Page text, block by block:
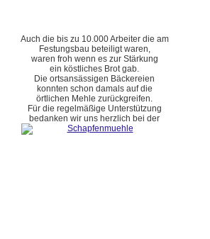
Auch die bis zu 10.000 Arbeiter die am
Festungsbau beteiligt waren,
waren froh wenn es zur Stärkung
ein köstliches Brot gab.
Die ortsansässigen Bäckereien
konnten schon damals auf die
örtlichen Mehle zurückgreifen.
Für die regelmäßige Unterstützung
bedanken wir uns herzlich bei der